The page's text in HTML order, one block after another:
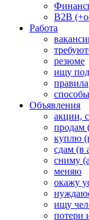
B2B
Работа
резюме
ищу
правила
Объявления
акции,
продам
куплю
сдам (в
сниму
меняю
окажу
ищу
потери